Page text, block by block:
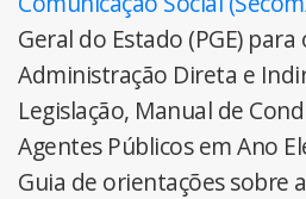
Geral do Estado (PGE) para
Administração Direta e
Legislação, Manual de
Agentes Públicos em Ano
Guia de orientações sobre